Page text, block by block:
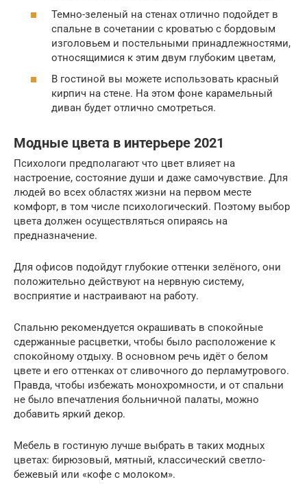
Темно-зеленый на стенах отлично подойдет в
спальне в сочетании с кроватью с бордовым
изголовьем и постельными принадлежностями,
относящимися к этим двум глубоким цветам,
В гостиной вы можете использовать красный
кирпич на стене. На этом фоне карамельный
диван будет отлично смотреться.
Модные цвета в интерьере 2021
Психологи предполагают что цвет влияет на
настроение, состояние души и даже самочувствие. Для
людей во всех областях жизни на первом месте
комфорт, в том числе психологический. Поэтому выбор
цвета должен осуществляться опираясь на
предназначение.
Для офисов подойдут глубокие оттенки зелёного, они
положительно действуют на нервную систему,
восприятие и настраивают на работу.
Спальню рекомендуется окрашивать в спокойные
сдержанные расцветки, чтобы было расположение к
спокойному отдыху. В основном речь идёт о белом
цвете и его оттенках от сливочного до перламутрового.
Правда, чтобы избежать монохромности, и от спальни
не было впечатления больничной палаты, можно
добавить яркий декор.
Мебель в гостиную лучше выбрать в таких модных
цветах: бирюзовый, мятный, классический светло-
бежевый или «кофе с молоком».